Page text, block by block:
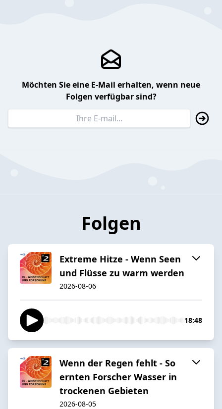
Möchten Sie eine E-Mail erhalten, wenn neue
Folgen verfügbar sind?
Folgen
Extreme Hitze - Wenn Seen
und Flüsse zu warm werden
2026-08-06
18:48
Wenn der Regen fehlt - So
ernten Forscher Wasser in
trockenen Gebieten
2026-08-05